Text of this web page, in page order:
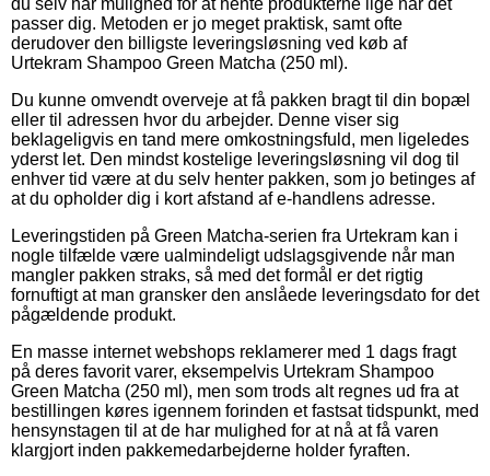
passer dig. Metoden er jo meget praktisk, samt ofte
derudover den billigste leveringsløsning ved køb af
Urtekram Shampoo Green Matcha (250 ml).
Du kunne omvendt overveje at få pakken bragt til din bopæl
eller til adressen hvor du arbejder. Denne viser sig
beklageligvis en tand mere omkostningsfuld, men ligeledes
yderst let. Den mindst kostelige leveringsløsning vil dog til
enhver tid være at du selv henter pakken, som jo betinges af
at du opholder dig i kort afstand af e-handlens adresse.
Leveringstiden på Green Matcha-serien fra Urtekram kan i
nogle tilfælde være ualmindeligt udslagsgivende når man
mangler pakken straks, så med det formål er det rigtig
fornuftigt at man gransker den anslåede leveringsdato for det
pågældende produkt.
En masse internet webshops reklamerer med 1 dags fragt
på deres favorit varer, eksempelvis Urtekram Shampoo
Green Matcha (250 ml), men som trods alt regnes ud fra at
bestillingen køres igennem forinden et fastsat tidspunkt, med
hensynstagen til at de har mulighed for at nå at få varen
klargjort inden pakkemedarbejderne holder fyraften.